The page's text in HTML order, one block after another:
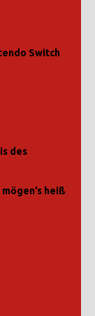
Switch
des
heiß